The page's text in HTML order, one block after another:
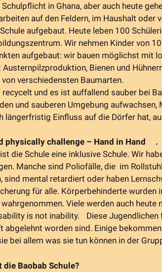
in Ghana, aber auch heute
auf den Feldern, im Haushalt
aufgebaut. Heute leben 100
Wir nehmen Kinder von
aufgebaut: wir bauen möglichst mit
Bienen und
verschiedensten Baumarten.
und es ist auffallend sauber bei
und sauberen Umgebung
längerfristig Einfluss auf die Dörfer hat,
physically challenge – Hand in Hand .
die Schule eine inklusive Schule. Wir
Manche sind Poliofälle, die im
sind mental retardiert oder haben
für alle. Körperbehinderte wurden
Viele werden auch
is not inability. Diese
abgelehnt worden sind. Einige
bei allem was sie tun können in der
Baobab Schule?